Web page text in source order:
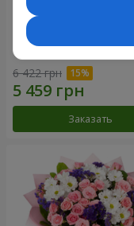
51 белая хризантема
6 422 грн
Заказать